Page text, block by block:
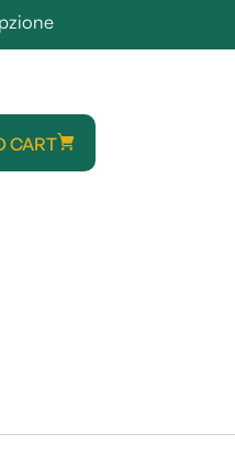
CART